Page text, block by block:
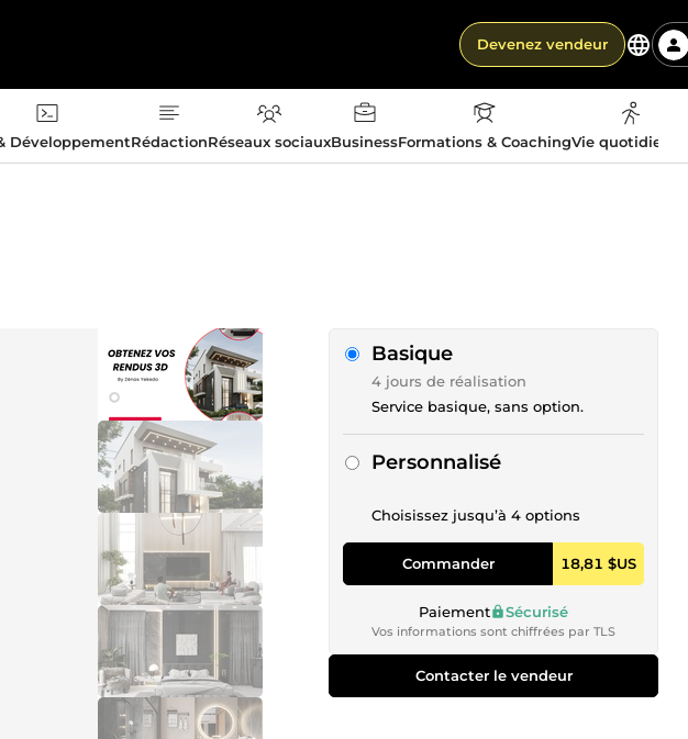
Devenez vendeur
DéveloppementRédactionRéseaux sociauxBusinessFormations & CoachingVie
Basique
4 jours de réalisation
Service basique, sans option.
Personnalisé
Choisissez jusqu’à 4 options
Commander 18,81 $US
Paiement Sécurisé
Vos informations sont chiffrées par TLS
Contacter le vendeur